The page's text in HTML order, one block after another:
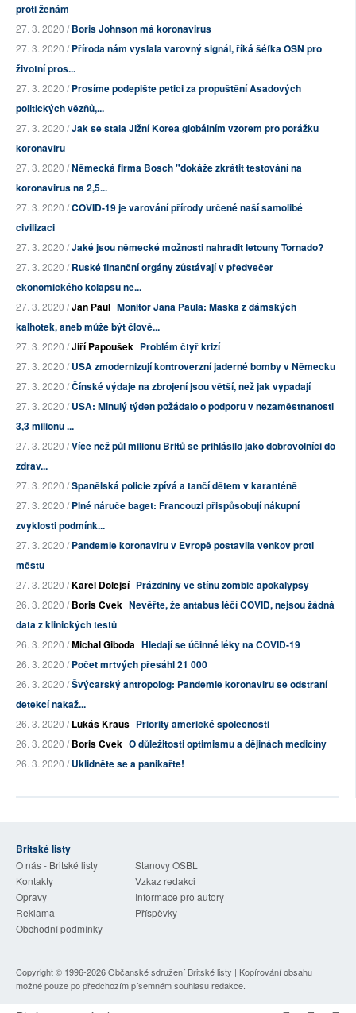
proti ženám
27. 3. 2020 /Boris Johnson má koronavirus
27. 3. 2020 /Příroda nám vyslala varovný signál, říká šéfka OSN pro
životní pros...
27. 3. 2020 /Prosíme podepište petici za propuštění Asadových
politických vězňů,...
27. 3. 2020 /Jak se stala Jižní Korea globálním vzorem pro porážku
koronaviru
27. 3. 2020 /Německá firma Bosch "dokáže zkrátit testování na
koronavirus na 2,5...
27. 3. 2020 /COVID-19 je varování přírody určené naší samolibé
civilizaci
27. 3. 2020 /Jaké jsou německé možnosti nahradit letouny Tornado?
27. 3. 2020 /Ruské finanční orgány zůstávají v předvečer
ekonomického kolapsu ne...
27. 3. 2020 /Jan Paul Monitor Jana Paula: Maska z dámských
kalhotek, aneb může být člově...
27. 3. 2020 /Jiří Papoušek Problém čtyř krizí
27. 3. 2020 /USA zmodernizují kontroverzní jaderné bomby v Německu
27. 3. 2020 /Čínské výdaje na zbrojení jsou větší, než jak vypadají
27. 3. 2020 /USA: Minulý týden požádalo o podporu v nezaměstnanosti
3,3 milionu ...
27. 3. 2020 /Více než půl milionu Britů se přihlásilo jako dobrovolníci do
zdrav...
27. 3. 2020 /Španělská policie zpívá a tančí dětem v karanténě
27. 3. 2020 /Plné náruče baget: Francouzi přispůsobují nákupní
zvyklosti podmínk...
27. 3. 2020 /Pandemie koronaviru v Evropě postavila venkov proti
městu
27. 3. 2020 /Karel Dolejší Prázdniny ve stínu zombie apokalypsy
26. 3. 2020 /Boris Cvek Nevěřte, že antabus léčí COVID, nejsou žádná
data z klinických testů
26. 3. 2020 /Michal Giboda Hledají se účinné léky na COVID-19
26. 3. 2020 /Počet mrtvých přesáhl 21 000
26. 3. 2020 /Švýcarský antropolog: Pandemie koronaviru se odstraní
detekcí nakaž...
26. 3. 2020 /Lukáš Kraus Priority americké společnosti
26. 3. 2020 /Boris Cvek O důležitosti optimismu a dějinách medicíny
26. 3. 2020 /Uklidněte se a panikařte!
Britské listy
O nás - Britské listy
Stanovy OSBL
Kontakty
Vzkaz redakci
Opravy
Informace pro autory
Reklama
Příspěvky
Obchodní podmínky
Copyright © 1996-2026Občanské sdružení Britské listy | Kopírování obsahu
možné pouze po předchozím písemném souhlasu redakce.